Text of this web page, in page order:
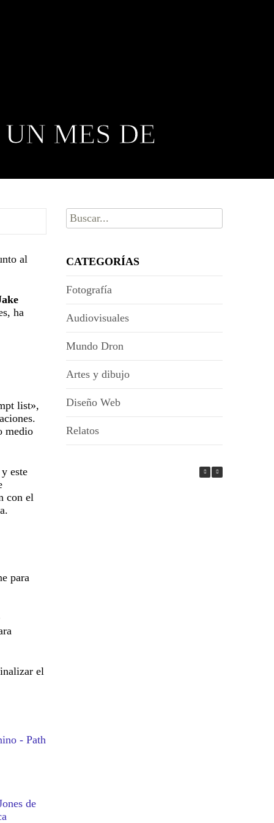
MES DE
al
ha
list»,
medio
este
con el
para
el
Buscar
por:
CATEGORÍAS
Fotografía
Audiovisuales
Mundo Dron
Artes y dibujo
Diseño Web
Relatos